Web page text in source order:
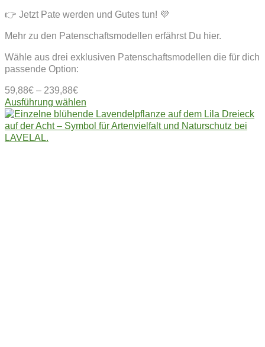
👉 Jetzt Pate werden und Gutes tun! 💜
Mehr zu den Patenschaftsmodellen erfährst Du hier.
Wähle aus drei exklusiven Patenschaftsmodellen die für dich
passende Option:
59,88€ – 239,88€
Ausführung wählen
Produkt
weist